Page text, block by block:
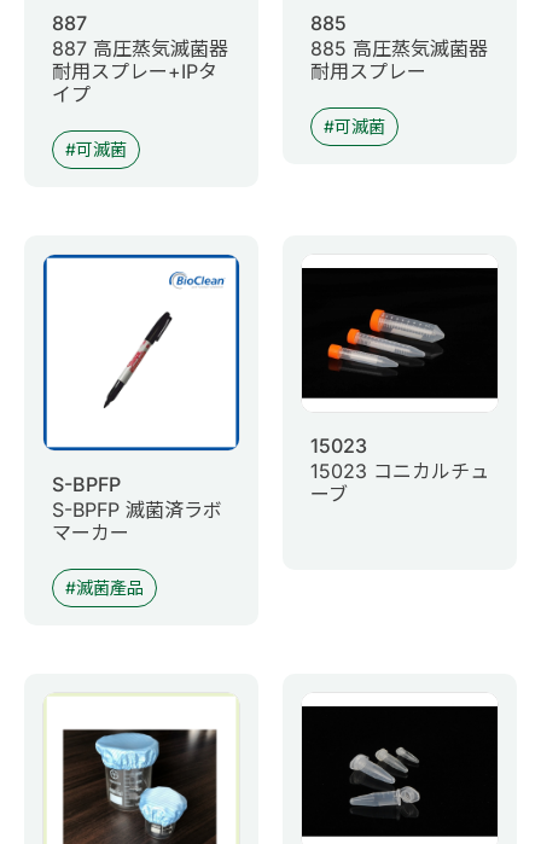
887
887 高圧蒸気滅菌器
耐用スプレー+IPタ
イプ
可滅菌
885
885 高圧蒸気滅菌器
耐用スプレー
可滅菌
S-BPFP
S-BPFP 滅菌済ラボ
マーカー
滅菌產品
15023
15023 コニカルチュ
ーブ